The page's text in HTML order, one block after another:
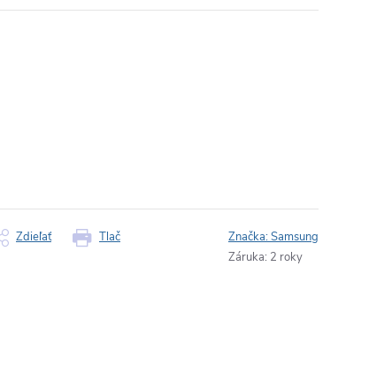
Tlač
Zdieľať Značka:Samsung
Záruka: 2 roky